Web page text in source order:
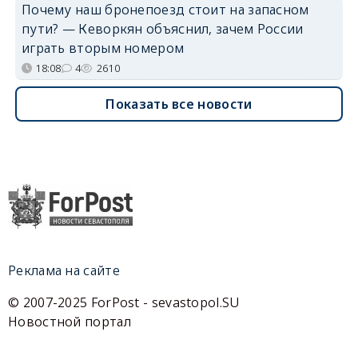
Почему наш бронепоезд стоит на запасном
пути? — Кеворкян объяснил, зачем России
играть вторым номером
18:08 4 2610
Показать все новости
Реклама на сайте
© 2007-2025 ForPost - sevastopol.SU
Новостной портал